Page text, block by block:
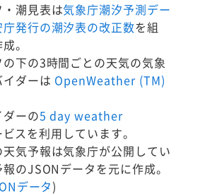
潮見表は気象庁潮汐予測デー
発行の潮汐表の改正数を組
。
下の3時間ごとの天気の気象
ダーは OpenWeather (TM)
ーの5 day weather
スを利用しています。
気予報は気象庁が公開してい
のJSONデータを元に作成。
データ)